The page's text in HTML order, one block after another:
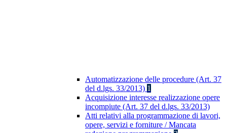
Automatizzazione delle procedure (Art. 37
del d.lgs. 33/2013) 1
Acquisizione interesse realizzazione opere
incompiute (Art. 37 del d.lgs. 33/2013)
Atti relativi alla programmazione di lavori,
opere, servizi e forniture / Mancata